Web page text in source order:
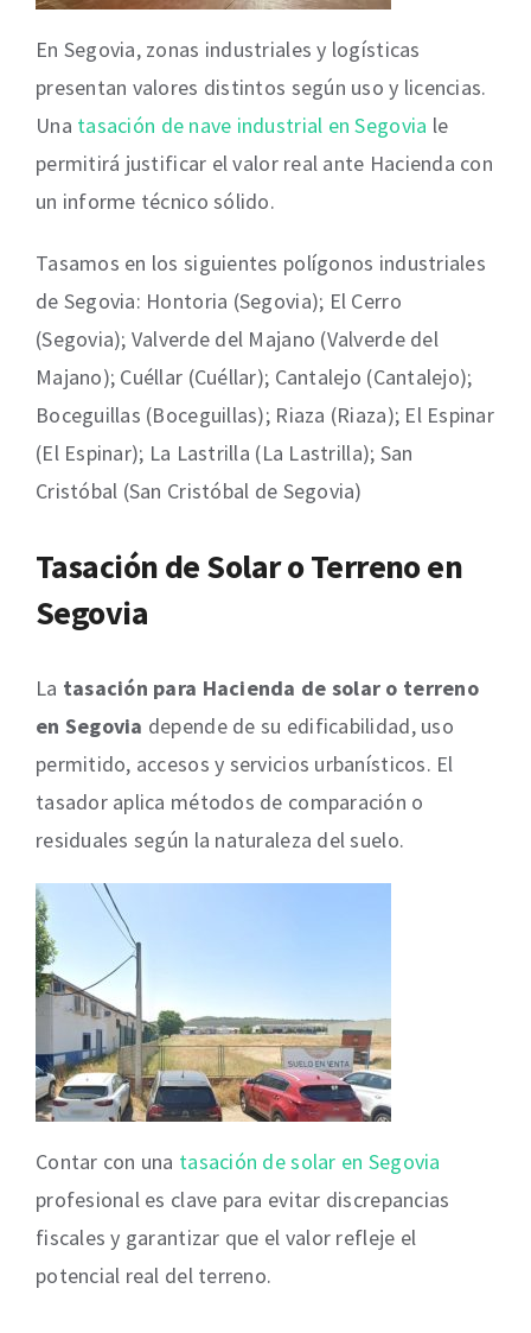
En Segovia, zonas industriales y logísticas
presentan valores distintos según uso y licencias.
Una tasación de nave industrial en Segovia le
permitirá justificar el valor real ante Hacienda con
un informe técnico sólido.
Tasamos en los siguientes polígonos industriales
de Segovia: Hontoria (Segovia); El Cerro
(Segovia); Valverde del Majano (Valverde del
Majano); Cuéllar (Cuéllar); Cantalejo (Cantalejo);
Boceguillas (Boceguillas); Riaza (Riaza); El Espinar
(El Espinar); La Lastrilla (La Lastrilla); San
Cristóbal (San Cristóbal de Segovia)
Tasación de Solar o Terreno en
Segovia
La tasación para Hacienda de solar o terreno
en Segovia depende de su edificabilidad, uso
permitido, accesos y servicios urbanísticos. El
tasador aplica métodos de comparación o
residuales según la naturaleza del suelo.
Contar con una tasación de solar en Segovia
profesional es clave para evitar discrepancias
fiscales y garantizar que el valor refleje el
potencial real del terreno.